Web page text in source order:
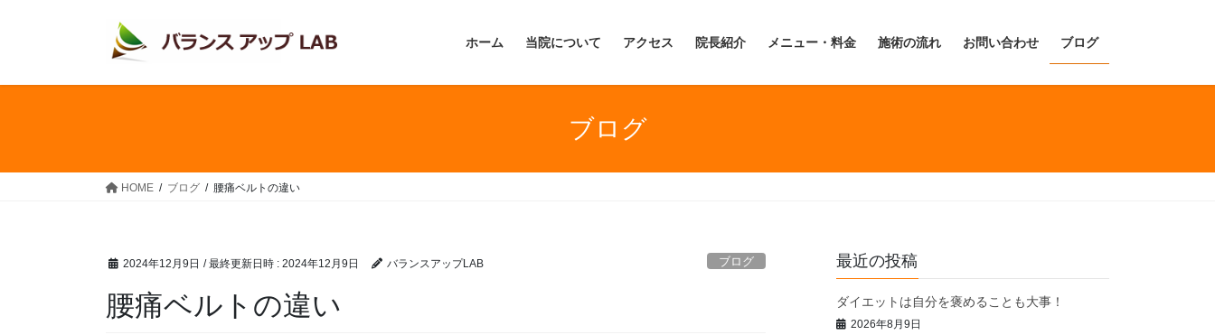
ホーム 当院について アクセス 院長紹介 メニュー・料金 施術の流れ お問い合わせ ブログ
ブログ
HOME ブログ 腰痛ベルトの違い
2024年12月9日 / 最終更新日時 : 2024年12月9日 バランスアップLAB ブログ
腰痛ベルトの違い
最近の投稿
ダイエットは自分を褒めることも大事！
2026年8月9日